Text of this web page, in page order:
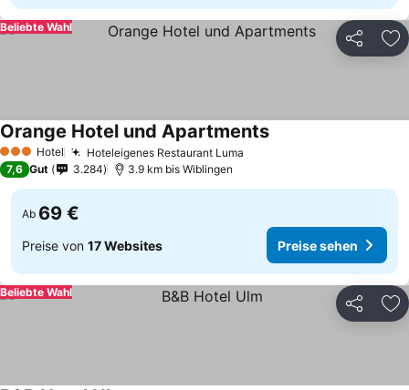
Teilen
Beliebte Wahl
3 SterneHotel Hoteleigenes Restaurant Luma
Orange Hotel und ApartmentsPreise sehen
7,6 Gut 3.284 3.9 km bis Wiblingen
Ab 69 €
Preise von 17 Websites Preise sehen
Teilen
Beliebte Wahl